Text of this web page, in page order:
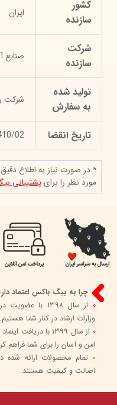
کشور
سازنده
ایران
شرکت
سازنده
صنایع
تولید شده
به سفارش
شرکت
تاریخ انقضا 02
* در صورت نیاز به اطلاع
مورد نظر را برایپشتیبانی
چرا به بیگ باکس اعتماد
0
از سال 1398 با
وزارات ارشاد در کنار شما هستیم.
0
از سال 1399 با
امن و آسان را برای شما فراهم
0 تمام محصولات ارائه شده
اصالت و کیفیت هستند.